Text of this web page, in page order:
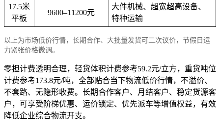
17.5米
平板
9600–11200元
大件机械、超宽超高设备、
特种运输
以上为市场低价行情，长期合作、大批量发货可二次议价，节假日运
力紧张价格微调。
零担计费透明合理，轻货体积计费参考59.2元/立方，重货吨位
计费参考173.8元/吨，全部贴合当下物流低价行情，不溢价、
不套路、无隐形收费。长期合作客户、月结客户、稳定货源客
户，可享受阶梯优惠、运价锁定、优先派车等增值权益，有效
降低企业综合物流开支。